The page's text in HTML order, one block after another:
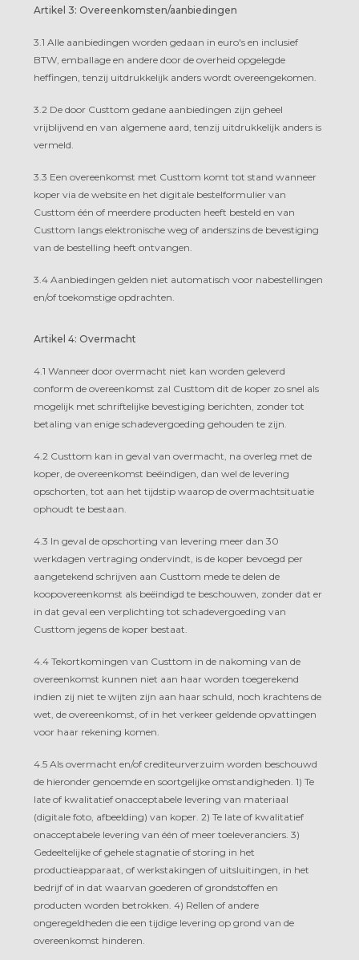
Artikel 3: Overeenkomsten/aanbiedingen
3.1 Alle aanbiedingen worden gedaan in euro's en inclusief
BTW, emballage en andere door de overheid opgelegde
heffingen, tenzij uitdrukkelijk anders wordt overeengekomen.
3.2 De door Custtom gedane aanbiedingen zijn geheel
vrijblijvend en van algemene aard, tenzij uitdrukkelijk anders is
vermeld.
3.3 Een overeenkomst met Custtom komt tot stand wanneer
koper via de website en het digitale bestelformulier van
Custtom één of meerdere producten heeft besteld en van
Custtom langs elektronische weg of anderszins de bevestiging
van de bestelling heeft ontvangen.
3.4 Aanbiedingen gelden niet automatisch voor nabestellingen
en/of toekomstige opdrachten.
Artikel 4: Overmacht
4.1 Wanneer door overmacht niet kan worden geleverd
conform de overeenkomst zal Custtom dit de koper zo snel als
mogelijk met schriftelijke bevestiging berichten, zonder tot
betaling van enige schadevergoeding gehouden te zijn.
4.2 Custtom kan in geval van overmacht, na overleg met de
koper, de overeenkomst beëindigen, dan wel de levering
opschorten, tot aan het tijdstip waarop de overmachtsituatie
ophoudt te bestaan.
4.3 In geval de opschorting van levering meer dan 30
werkdagen vertraging ondervindt, is de koper bevoegd per
aangetekend schrijven aan Custtom mede te delen de
koopovereenkomst als beëindigd te beschouwen, zonder dat er
in dat geval een verplichting tot schadevergoeding van
Custtom jegens de koper bestaat.
4.4 Tekortkomingen van Custtom in de nakoming van de
overeenkomst kunnen niet aan haar worden toegerekend
indien zij niet te wijten zijn aan haar schuld, noch krachtens de
wet, de overeenkomst, of in het verkeer geldende opvattingen
voor haar rekening komen.
4.5 Als overmacht en/of crediteurverzuim worden beschouwd
de hieronder genoemde en soortgelijke omstandigheden. 1) Te
late of kwalitatief onacceptabele levering van materiaal
(digitale foto, afbeelding) van koper. 2) Te late of kwalitatief
onacceptabele levering van één of meer toeleveranciers. 3)
Gedeeltelijke of gehele stagnatie of storing in het
productieapparaat, of werkstakingen of uitsluitingen, in het
bedrijf of in dat waarvan goederen of grondstoffen en
producten worden betrokken. 4) Rellen of andere
ongeregeldheden die een tijdige levering op grond van de
overeenkomst hinderen.